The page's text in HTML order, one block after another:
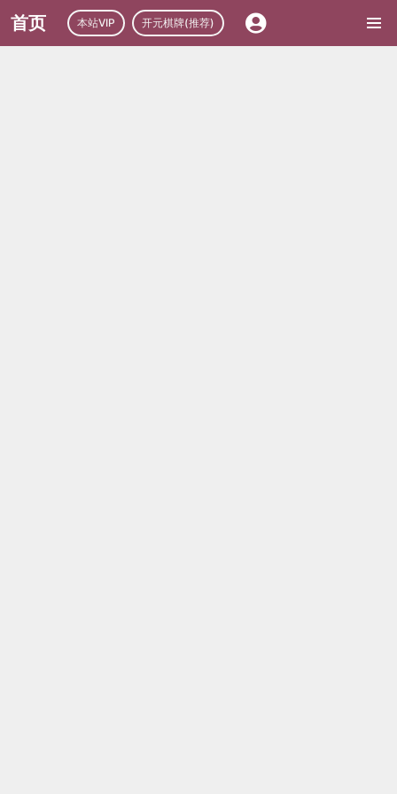
首页 本站VIP 开元棋牌(推荐)